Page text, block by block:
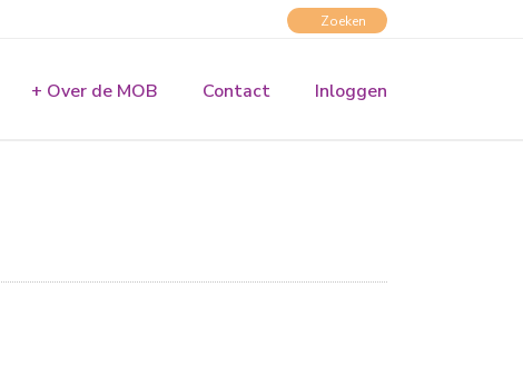
+ Over de MOB Contact Inloggen